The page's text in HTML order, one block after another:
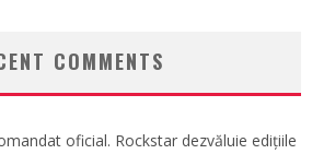
COMMENTS
oficial. Rockstar dezvăluie edițiile